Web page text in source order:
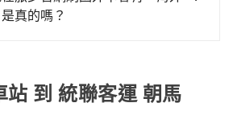
付任何行政費用。
真的嗎？
站 到 統聯客運 朝馬